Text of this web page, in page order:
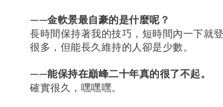
——金軟景最自豪的是什麼呢？
長時間保持著我的技巧，短時間內一下就
很多，但能長久維持的人卻是少數。
——能保持在巔峰二十年真的很了不起。
確實很久，嘿嘿嘿。